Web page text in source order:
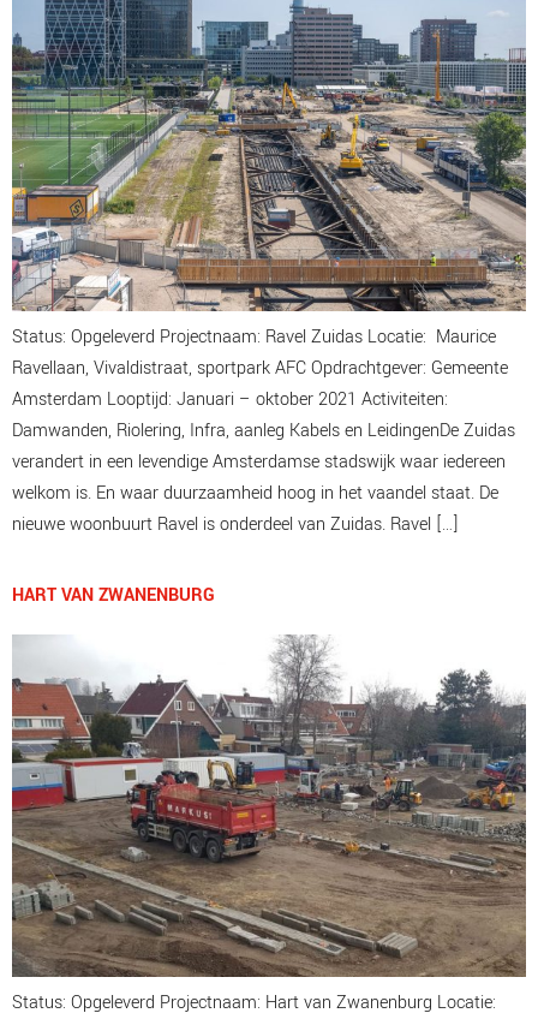
Status: Opgeleverd Projectnaam: Ravel Zuidas Locatie: Maurice
Ravellaan, Vivaldistraat, sportpark AFC Opdrachtgever: Gemeente
Amsterdam Looptijd: Januari – oktober 2021 Activiteiten:
Damwanden, Riolering, Infra, aanleg Kabels en LeidingenDe Zuidas
verandert in een levendige Amsterdamse stadswijk waar iedereen
welkom is. En waar duurzaamheid hoog in het vaandel staat. De
nieuwe woonbuurt Ravel is onderdeel van Zuidas. Ravel […]
HART VAN ZWANENBURG
Status: Opgeleverd Projectnaam: Hart van Zwanenburg Locatie: